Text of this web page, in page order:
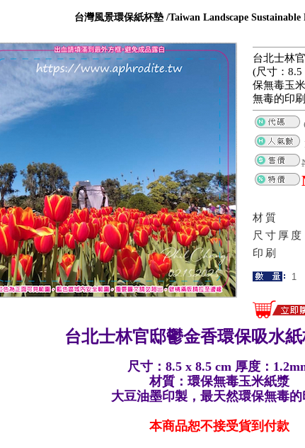
台灣風景環保紙杯墊 /Taiwan Landscape Sustainable
台北士林
(尺寸：8.5
保無毒玉
無毒的印刷
材質
尺寸厚度
印刷
台北士林官邸鬱金香環保吸水紙
尺寸：8.5 x 8.5 cm 厚度：
材質：環保無毒玉米紙漿
大豆油墨印製，最天然環保無毒的
本商品恕不接受貨到付款